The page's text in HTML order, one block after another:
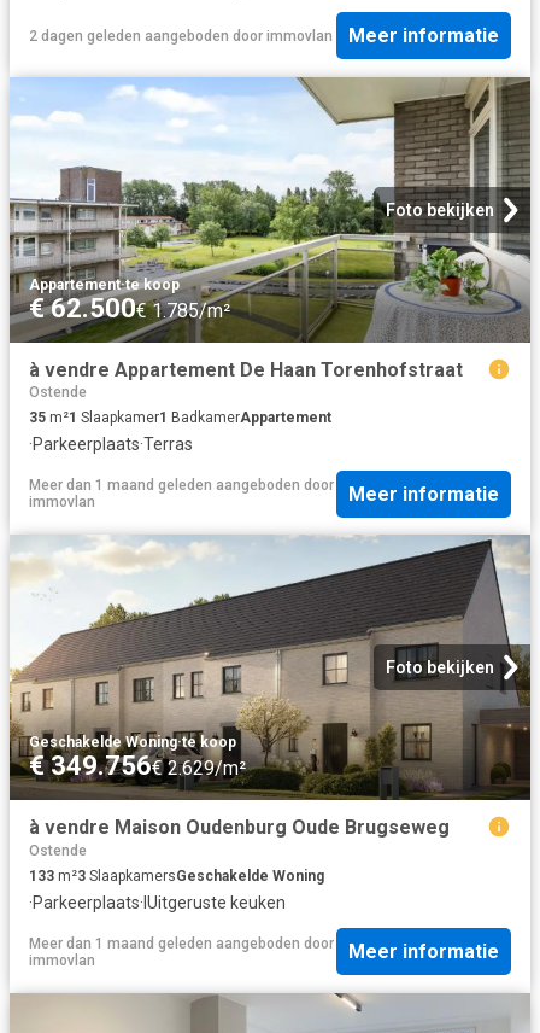
2 dagen geleden aangeboden door immovlan Meer informatie
Foto bekijken
Appartement·te koop
€ 62.500€ 1.785/m²
à vendre Appartement De Haan Torenhofstraat
Ostende
35 m²1 Slaapkamer1 BadkamerAppartement
·Parkeerplaats·Terras
Meer dan 1 maand geleden aangeboden door
immovlan
Meer informatie
Foto bekijken
Geschakelde Woning·te koop
€ 349.756€ 2.629/m²
à vendre Maison Oudenburg Oude Brugseweg
Ostende
133 m²3 SlaapkamersGeschakelde Woning
·Parkeerplaats· IUitgeruste keuken
Meer dan 1 maand geleden aangeboden door
immovlan
Meer informatie